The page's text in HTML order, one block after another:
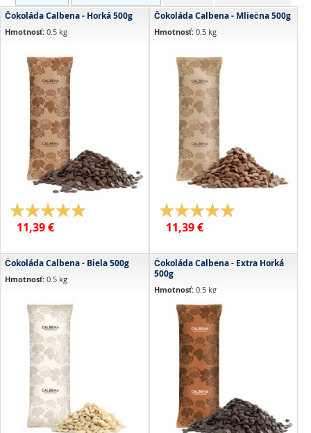
Čokoláda Calbena - Horká 500g
Hmotnosť: 0.5 kg
(Údaje pre 100 gramov):
Min. obsah kakaa:
Kalórie:2308 kJ / 552 kcal
35 g z toho nasýtené mastné
kyseliny: 21 g
Sacharidy: 55 g z toho cukry: 44 g
Bielkoviny:5.0 g
Vláknina:7.0 g
0.01 g
Hodnotenie:
100%
11,39 €
Čokoláda Calbena - Mliečna 500g
Hmotnosť: 0.5 kg
(Údaje pre 100 gramov):
Min. obsah kakaa:
Kalórie:2308 kJ / 552 kcal
37 g z toho nasýtené mastné
kyseliny: 22 g
Sacharidy:53 g z toho cukry: 50 g
Bielkoviny:7.4 g
Vláknina:1.7 g
0.21 g
Hodnotenie:
98%
11,39 €
Čokoláda Calbena - Biela 500g
Hmotnosť: 0.5 kg
(Údaje pre 100 gramov):
Min. obsah kakaa:
Kalórie:2419.7 kJ / 578.3 kcal
39.9 g z toho nasýtené mastné
kyseliny: 23.7 g
Sacharidy: 50.7 g z toho cukry: 50.6 g
Bielkoviny: 7.0 g
Vláknina:0 g
Čokoláda Calbena - Extra Horká
500g
Hmotnosť: 0.5 kg
(Údaje pre 100 gramov):
Min. obsah kakaa:
Kalórie:2434 kJ / 581 kcal
42 g z toho nasýtené mastné
kyseliny: 25 g
Sacharidy:45 g z toho cukry: 29 g
Bielkoviny:7.4 g
Vláknina:9.5 g